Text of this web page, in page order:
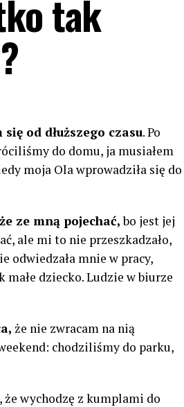
tak
od dłuższego czasu. Po
do domu, ja musiałem
moja Ola wprowadziła się do
ze mną pojechać,bo jest jej
ale mi to nie przeszkadzało,
odwiedzała mnie w pracy,
małe dziecko. Ludzie w biurze
że ​​nie zwracam na nią
chodziliśmy do parku,
że wychodzę z kumplami do